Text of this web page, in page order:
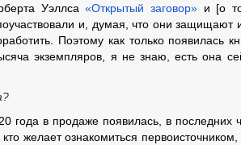
Уэллса«Открытый заговор» и [о
и, думая, что они защищают
Поэтому как только появилась
экземпляров, я не знаю, есть она
года в продаже появилась, в последних
желает ознакомиться